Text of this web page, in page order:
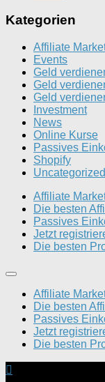
Kategorien
Affiliate
Events
Geld
Geld
Geld
Investment
News
Online Kurse
Passives
Shopify
Uncategorized
Affiliate
Die besten
Passives
Jetzt
Die besten
Affiliate
Die besten
Passives
Jetzt
Die besten